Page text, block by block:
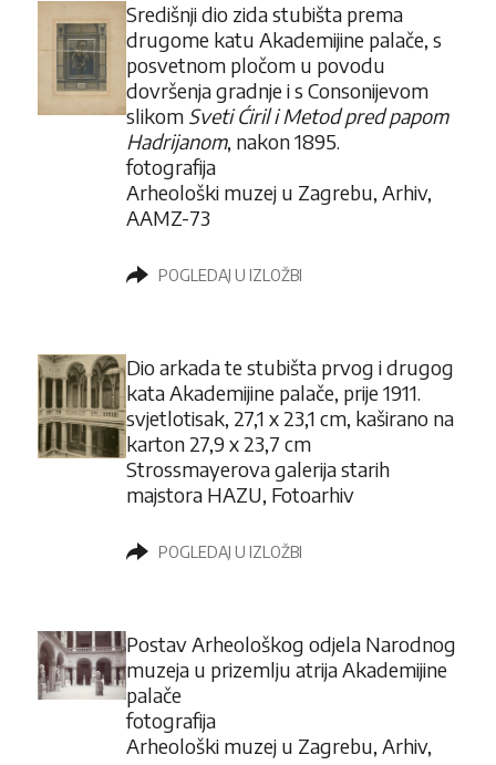
Središnji dio zida stubišta prema
drugome katu Akademijine palače, s
posvetnom pločom u povodu
dovršenja gradnje i s Consonijevom
slikom Sveti Ćiril i Metod pred papom
Hadrijanom, nakon 1895.
fotografija
Arheološki muzej u Zagrebu, Arhiv,
AAMZ-73
POGLEDAJ U IZLOŽBI
Dio arkada te stubišta prvog i drugog
kata Akademijine palače, prije 1911.
svjetlotisak, 27,1 x 23,1 cm, kaširano na
karton 27,9 x 23,7 cm
Strossmayerova galerija starih
majstora HAZU, Fotoarhiv
POGLEDAJ U IZLOŽBI
Postav Arheološkog odjela Narodnog
muzeja u prizemlju atrija Akademijine
palače
fotografija
Arheološki muzej u Zagrebu, Arhiv,